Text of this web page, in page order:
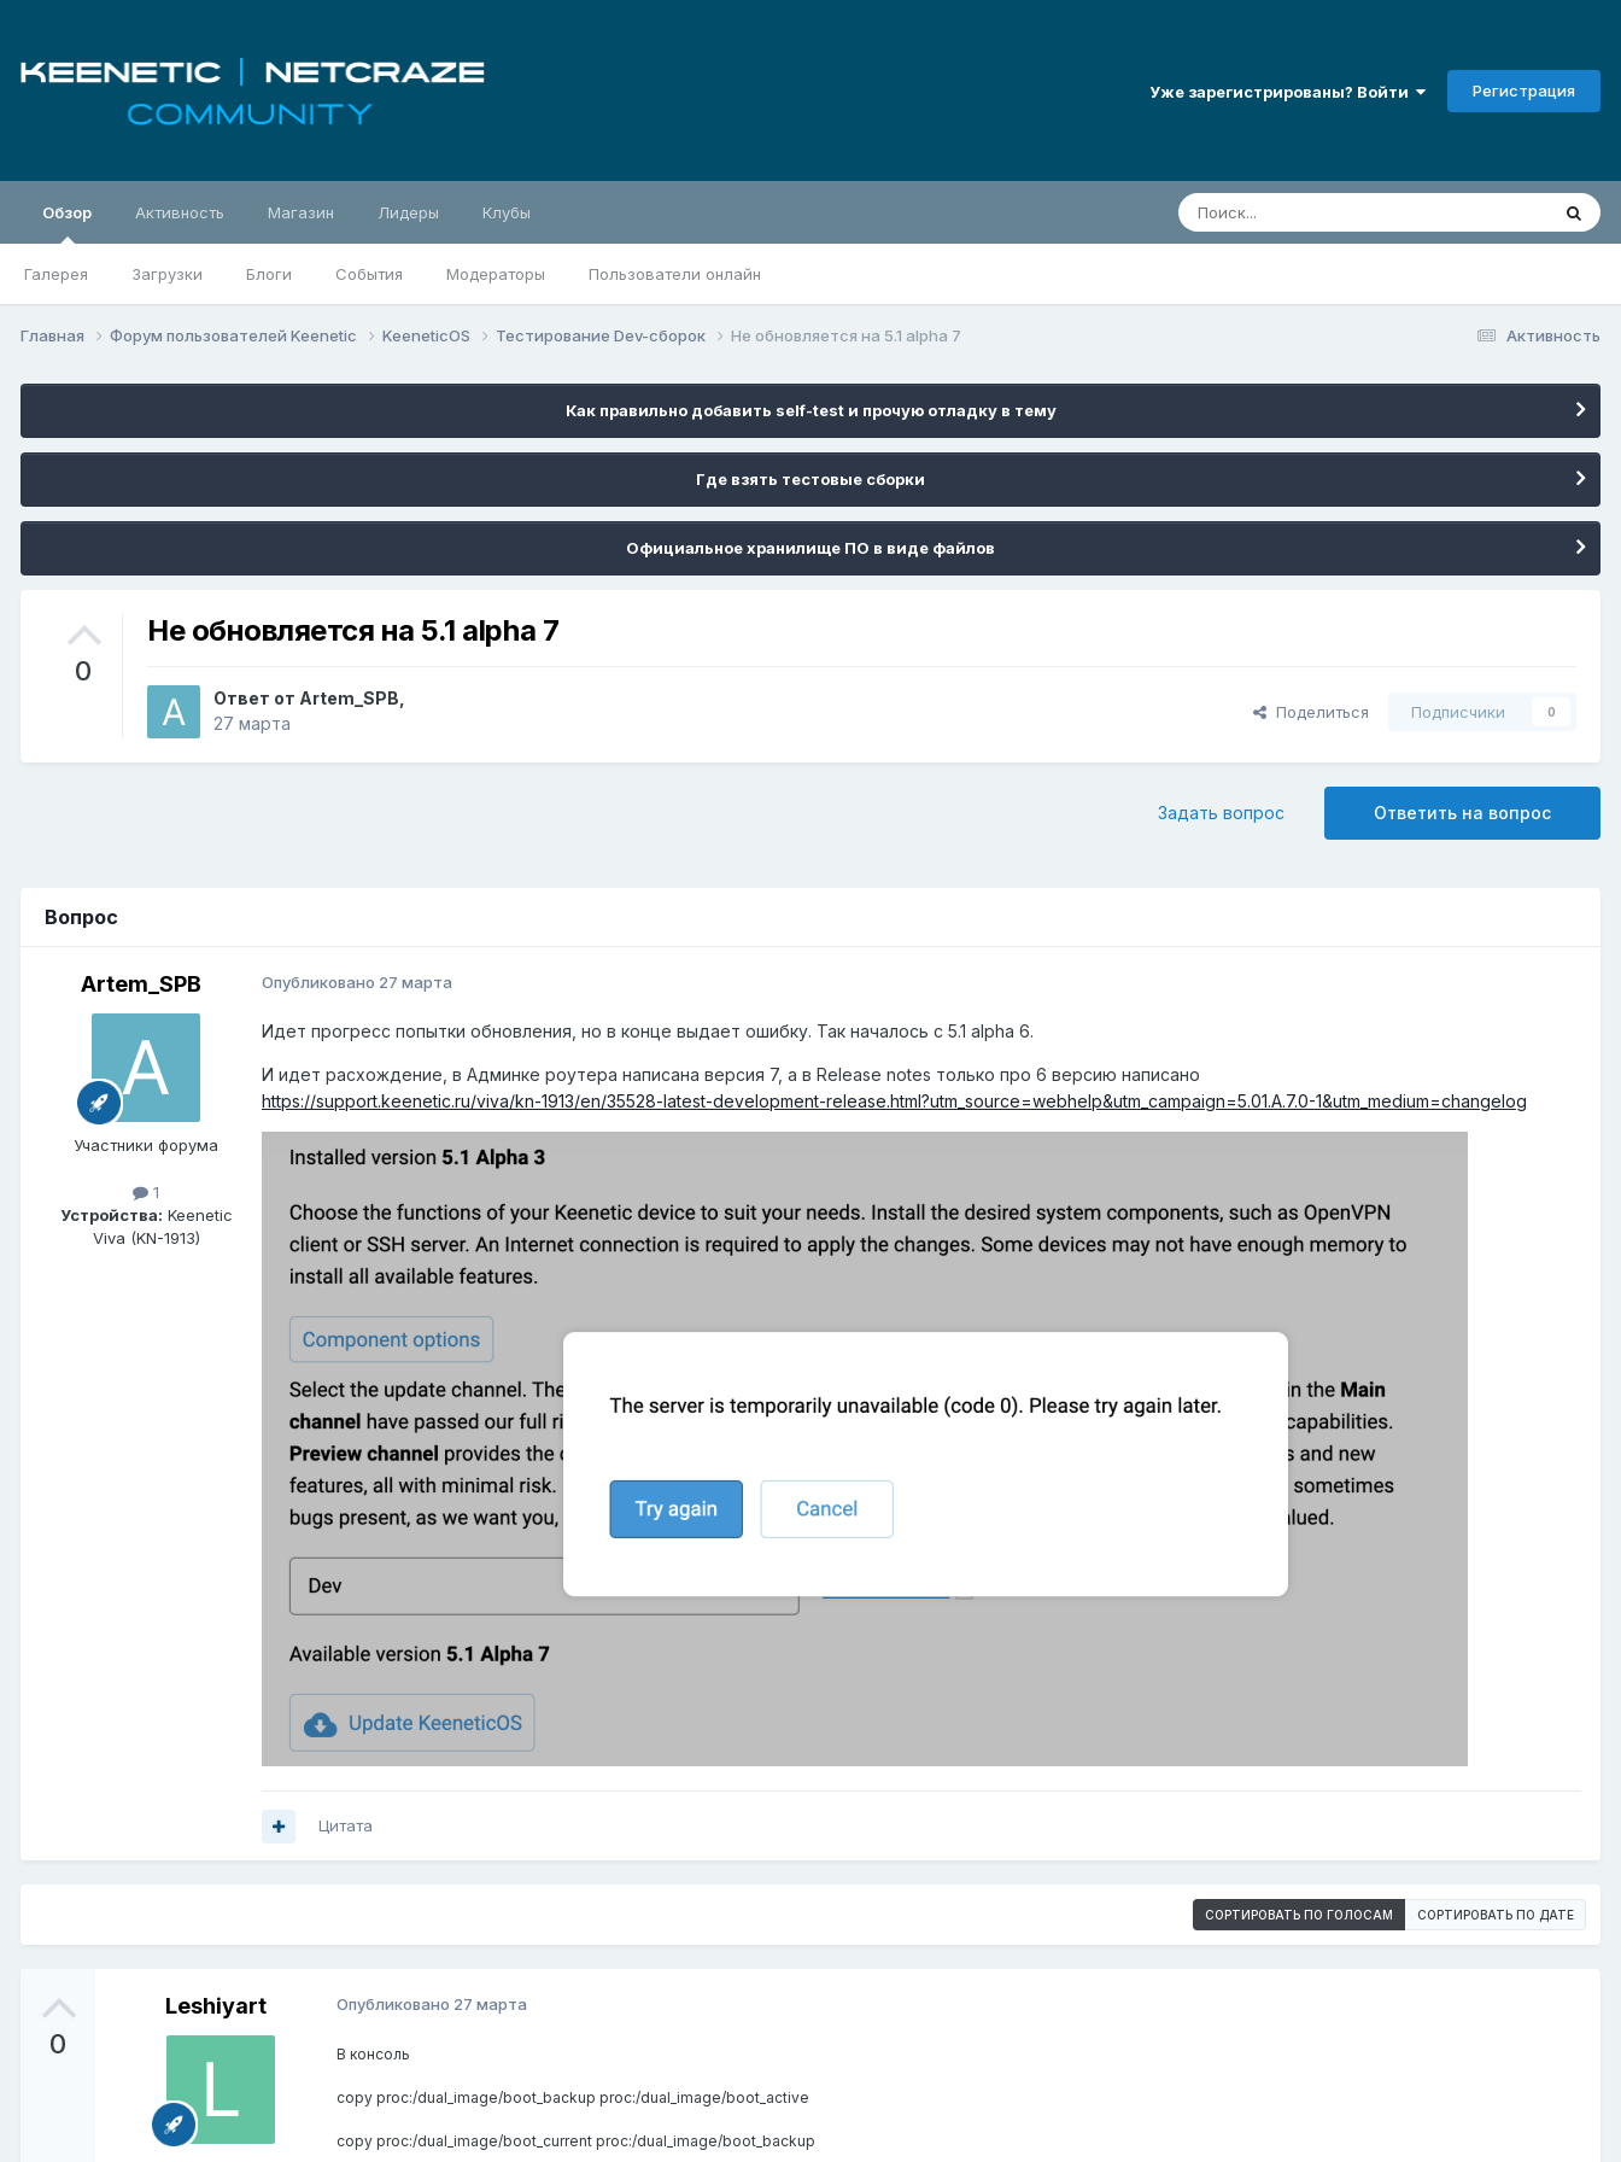
Уже зарегистрированы? Войти Регистрация
Обзор
Галерея Загрузки Блоги События Модераторы Пользователи онлайн
Активность Магазин Лидеры Клубы
Активность
Главная Форум пользователей Keenetic KeeneticOS Тестирование Dev-сборок Не обновляется на 5.1 alpha 7
Как правильно добавить self-test и прочую отладку в тему
Где взять тестовые сборки
Официальное хранилище ПО в виде файлов
0
Не обновляется на 5.1 alpha 7
Ответ от Artem_SPB
27 марта
Поделиться Подписчики 0
Ответить на вопрос
Задать вопрос
Вопрос
Artem_SPB
Участники форума
1
Устройства: Keenetic
Viva (KN-1913)
Опубликовано 27 марта
Идет прогресс попытки обновления, но в конце выдает ошибку. Так началось с 5.1 alpha 6.
И идет расхождение, в Админке роутера написана версия 7, а в Release notes только про 6 версию написано
https://support.keenetic.ru/viva/kn-1913/en/35528-latest-development-release.html?utm_source=webhelp&utm_campaign=5.01.A.7.0-1&utm_medium=changelog
Цитата
СОРТИРОВАТЬ ПО ГОЛОСАМ СОРТИРОВАТЬ ПО ДАТЕ
0
Leshiyart Опубликовано 27 марта
В консоль
copy proc:/dual_image/boot_backup proc:/dual_image/boot_active
copy proc:/dual_image/boot_current proc:/dual_image/boot_backup